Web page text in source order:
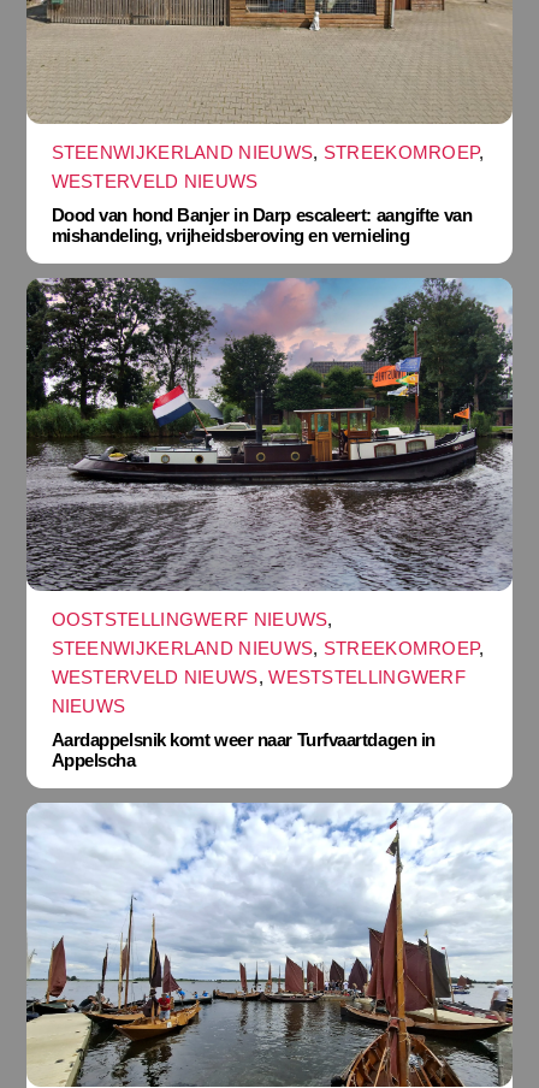
STEENWIJKERLAND NIEUWS, STREEKOMROEP,
WESTERVELD NIEUWS
Dood van hond Banjer in Darp escaleert: aangifte van
mishandeling, vrijheidsberoving en vernieling
OOSTSTELLINGWERF NIEUWS,
STEENWIJKERLAND NIEUWS, STREEKOMROEP,
WESTERVELD NIEUWS,WESTSTELLINGWERF
NIEUWS
Aardappelsnik komt weer naar Turfvaartdagen in
Appelscha